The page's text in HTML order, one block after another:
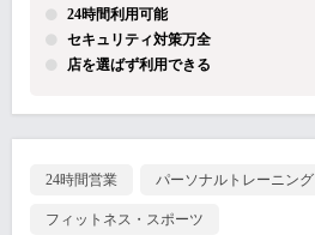
24時間利用可能
セキュリティ対策万全
店を選ばず利用できる
24時間営業 パーソナルトレーニング
フィットネス・スポーツ